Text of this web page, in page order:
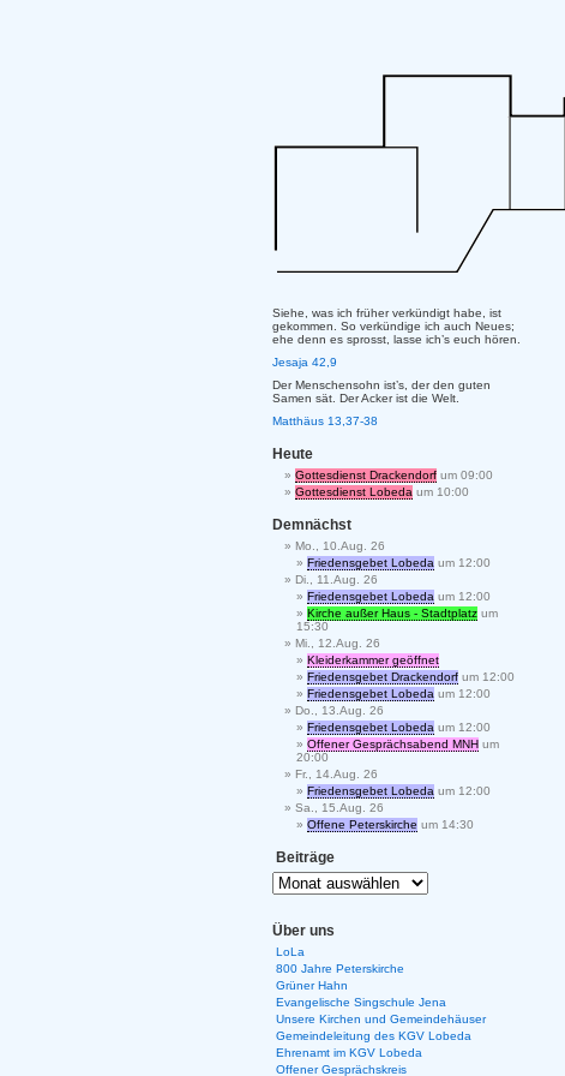
Siehe, was ich früher verkündigt habe, ist
gekommen. So verkündige ich auch Neues;
ehe denn es sprosst, lasse ich’s euch hören.
Jesaja 42,9
Der Menschensohn ist’s, der den guten
Samen sät. Der Acker ist die Welt.
Matthäus 13,37-38
Heute
Gottesdienst Drackendorf um 09:00
Gottesdienst Lobeda um 10:00
Demnächst
Mo., 10.Aug. 26
Friedensgebet Lobeda um 12:00
Di., 11.Aug. 26
Friedensgebet Lobeda um 12:00
Kirche außer Haus - Stadtplatz um
15:30
Mi., 12.Aug. 26
Kleiderkammer geöffnet
Friedensgebet Drackendorf um 12:00
Friedensgebet Lobeda um 12:00
Do., 13.Aug. 26
Friedensgebet Lobeda um 12:00
Offener Gesprächsabend MNH um
20:00
Fr., 14.Aug. 26
Friedensgebet Lobeda um 12:00
Sa., 15.Aug. 26
Offene Peterskirche um 14:30
Beiträge
Über uns
LoLa
800 Jahre Peterskirche
Grüner Hahn
Evangelische Singschule Jena
Unsere Kirchen und Gemeindehäuser
Gemeindeleitung des KGV Lobeda
Ehrenamt im KGV Lobeda
Offener Gesprächskreis